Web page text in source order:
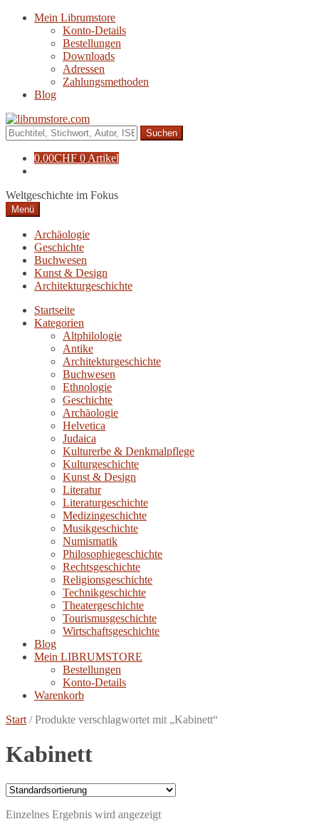
Navigation
Zum
Mein Librumstore
Konto-Details
Bestellungen
Downloads
Adressen
Zahlungsmethoden
Blog
Suche
nach:
0.00CHF 0 Artikel
Weltgeschichte im Fokus
Menü
Archäologie
Geschichte
Buchwesen
Kunst & Design
Architekturgeschichte
Startseite
Kategorien
Altphilologie
Antike
Architekturgeschichte
Buchwesen
Ethnologie
Geschichte
Archäologie
Helvetica
Judaica
Kulturerbe & Denkmalpflege
Kulturgeschichte
Kunst & Design
Literatur
Literaturgeschichte
Medizingeschichte
Musikgeschichte
Numismatik
Philosophiegeschichte
Rechtsgeschichte
Religionsgeschichte
Technikgeschichte
Theatergeschichte
Tourismusgeschichte
Wirtschaftsgeschichte
Blog
Mein LIBRUMSTORE
Bestellungen
Konto-Details
Warenkorb
Start /Produkte verschlagwortet mit „Kabinett“
Kabinett
Einzelnes Ergebnis wird angezeigt